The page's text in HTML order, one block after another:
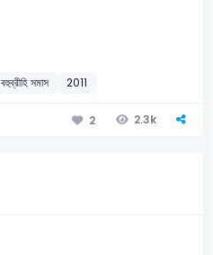
বহুব্রীহি সমাস 2011
2 2.3k